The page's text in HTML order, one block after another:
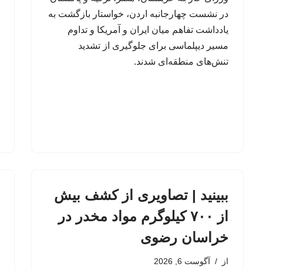
در نشست چهارجانبه اردن، خواستار بازگشت به
یادداشت تفاهم میان ایران و آمریکا و تداوم
مسیر دیپلماسی برای جلوگیری از تشدید
تنش‌های منطقه‌ای شدند.
ببینید | تصاویری از کشف بیش
از ۷۰۰ کیلوگرم مواد مخدر در
خراسان رضوی
از آگوست 6, 2026